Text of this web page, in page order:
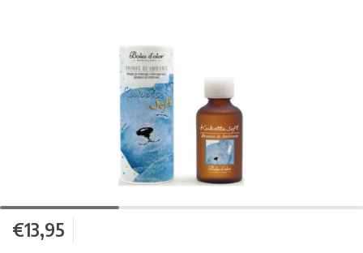
€13,95